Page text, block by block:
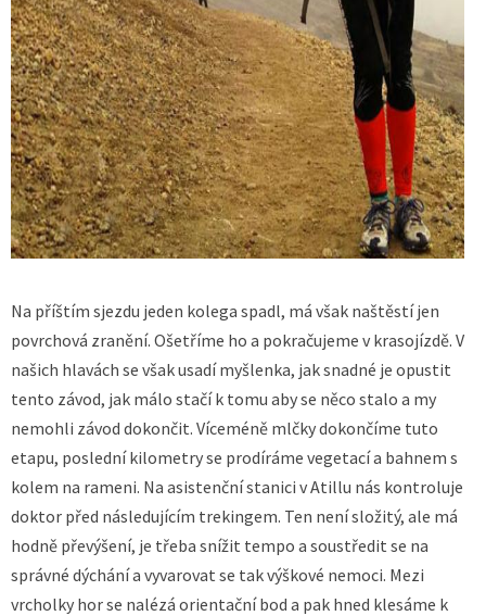
Na příštím sjezdu jeden kolega spadl, má však naštěstí jen
povrchová zranění. Ošetříme ho a pokračujeme v krasojízdě. V
našich hlavách se však usadí myšlenka, jak snadné je opustit
tento závod, jak málo stačí k tomu aby se něco stalo a my
nemohli závod dokončit. Víceméně mlčky dokončíme tuto
etapu, poslední kilometry se prodíráme vegetací a bahnem s
kolem na rameni. Na asistenční stanici v Atillu nás kontroluje
doktor před následujícím trekingem. Ten není složitý, ale má
hodně převýšení, je třeba snížit tempo a soustředit se na
správné dýchání a vyvarovat se tak výškové nemoci. Mezi
vrcholky hor se nalézá orientační bod a pak hned klesáme k